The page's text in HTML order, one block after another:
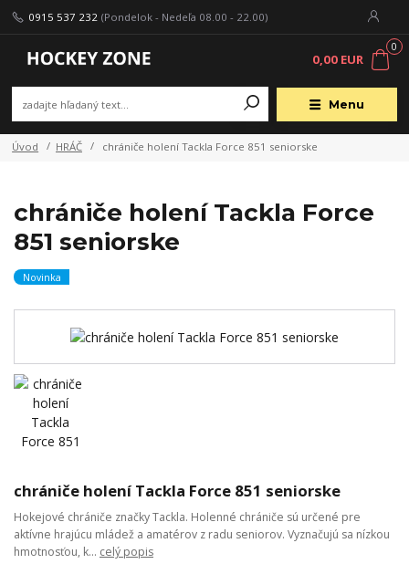
Menu
0915 537 232 (Pondelok - Nedeľa 08.00 - 22.00)
0
0,00 EUR
Úvod HRÁČ chrániče holení Tackla Force 851 seniorske
chrániče holení Tackla Force
851 seniorske
Novinka
chrániče holení Tackla Force 851 seniorske
Hokejové chrániče značky Tackla. Holenné chrániče sú určené pre
aktívne hrajúcu mládež a amatérov z radu seniorov. Vyznačujú sa nízkou
hmotnosťou, k... celý popis